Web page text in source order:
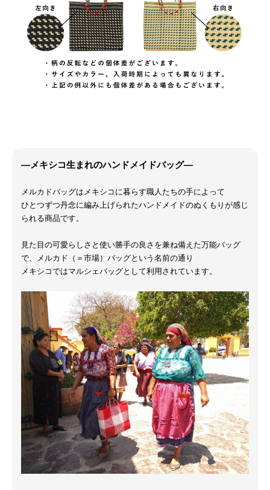
―メキシコ生まれのハンドメイドバッグ―
メルカドバッグはメキシコに暮らす職人たちの手によって
ひとつずつ丹念に編み上げられたハンドメイドのぬくもりが感じ
られる商品です。
見た目の可愛らしさと使い勝手の良さを兼ね備えた万能バッグ
で、メルカド（＝市場）バッグという名前の通り
メキシコではマルシェバッグとして利用されています。